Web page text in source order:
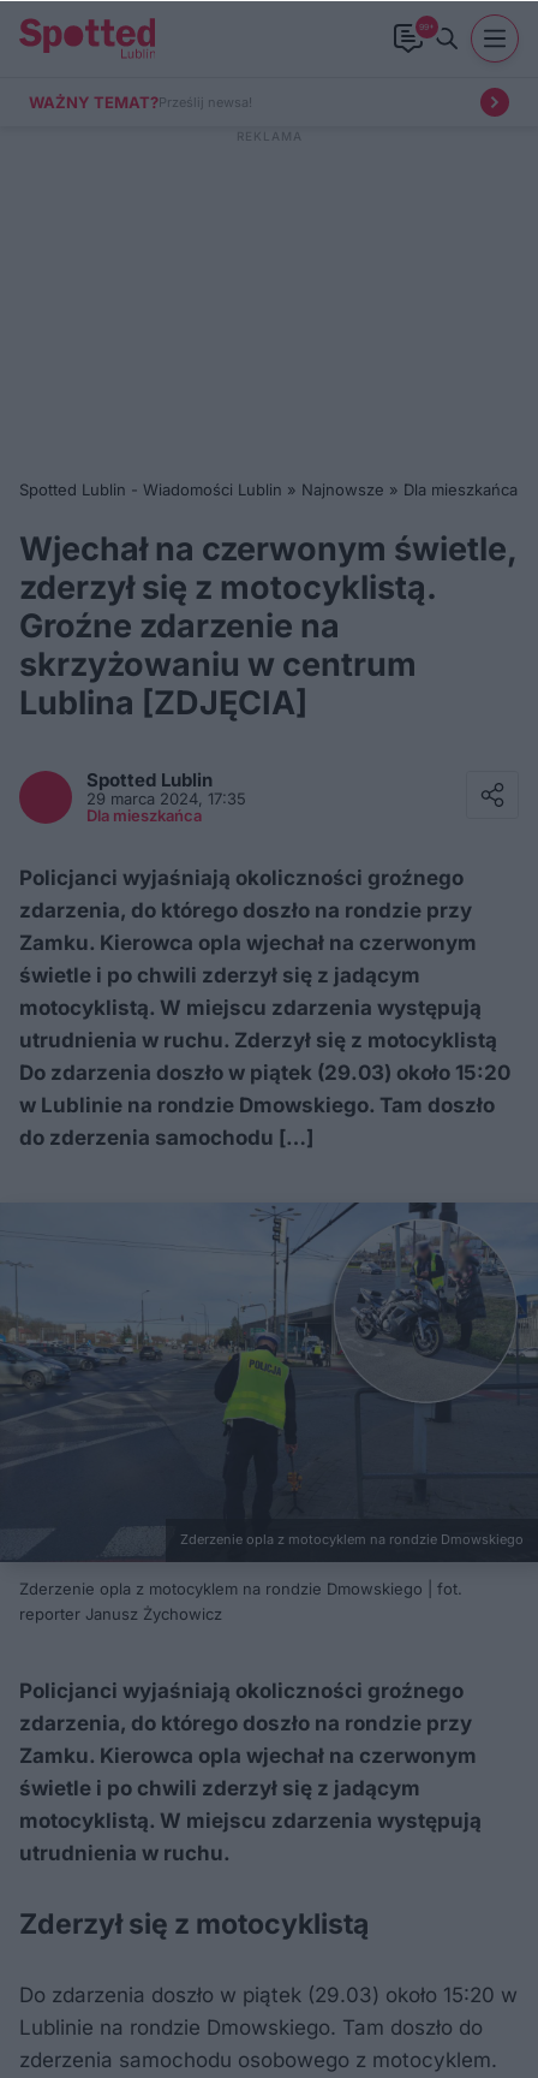
99+
WAŻNY TEMAT?Prześlij newsa!
Spotted Lublin - Wiadomości Lublin » Najnowsze » Dla mieszkańca
Wjechał na czerwonym świetle,
zderzył się z motocyklistą.
Groźne zdarzenie na
skrzyżowaniu w centrum
Lublina [ZDJĘCIA]
Spotted Lublin
29 marca 2024, 17:35
Dla mieszkańca
Policjanci wyjaśniają okoliczności groźnego
zdarzenia, do którego doszło na rondzie przy
Zamku. Kierowca opla wjechał na czerwonym
świetle i po chwili zderzył się z jadącym
motocyklistą. W miejscu zdarzenia występują
utrudnienia w ruchu. Zderzył się z motocyklistą
Do zdarzenia doszło w piątek (29.03) około 15:20
w Lublinie na rondzie Dmowskiego. Tam doszło
do zderzenia samochodu […]
Zderzenie opla z motocyklem na rondzie Dmowskiego
Zderzenie opla z motocyklem na rondzie Dmowskiego | fot.
reporter Janusz Żychowicz
Policjanci wyjaśniają okoliczności groźnego
zdarzenia, do którego doszło na rondzie przy
Zamku. Kierowca opla wjechał na czerwonym
świetle i po chwili zderzył się z jadącym
motocyklistą. W miejscu zdarzenia występują
utrudnienia w ruchu.
Zderzył się z motocyklistą
Do zdarzenia doszło w piątek (29.03) około 15:20 w
Lublinie na rondzie Dmowskiego. Tam doszło do
zderzenia samochodu osobowego z motocyklem.